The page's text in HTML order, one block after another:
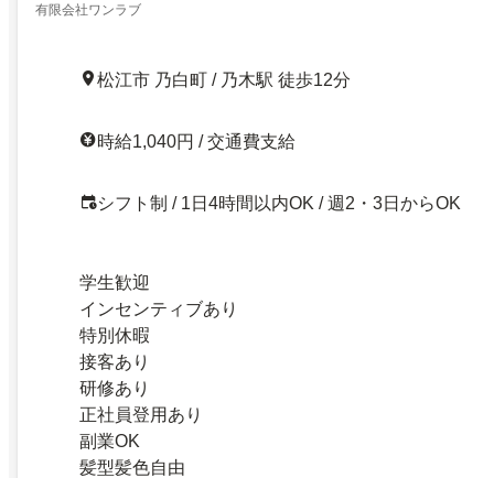
有限会社ワンラブ
松江市 乃白町 / 乃木駅 徒歩12分
時給1,040円 / 交通費支給
シフト制 / 1日4時間以内OK / 週2・3日からOK
学生歓迎
インセンティブあり
特別休暇
接客あり
研修あり
正社員登用あり
副業OK
髪型髪色自由